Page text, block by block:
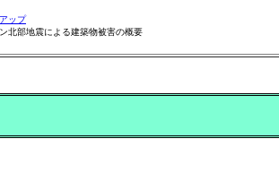
ップ
地震による建築物被害の概要